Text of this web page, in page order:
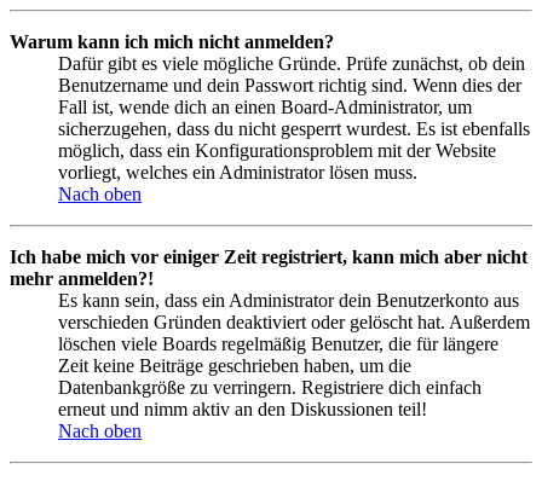
Warum kann ich mich nicht anmelden?
Dafür gibt es viele mögliche Gründe. Prüfe zunächst, ob dein
Benutzername und dein Passwort richtig sind. Wenn dies der
Fall ist, wende dich an einen Board-Administrator, um
sicherzugehen, dass du nicht gesperrt wurdest. Es ist ebenfalls
möglich, dass ein Konfigurationsproblem mit der Website
vorliegt, welches ein Administrator lösen muss.
Nach oben
Ich habe mich vor einiger Zeit registriert, kann mich aber nicht
mehr anmelden?!
Es kann sein, dass ein Administrator dein Benutzerkonto aus
verschieden Gründen deaktiviert oder gelöscht hat. Außerdem
löschen viele Boards regelmäßig Benutzer, die für längere
Zeit keine Beiträge geschrieben haben, um die
Datenbankgröße zu verringern. Registriere dich einfach
erneut und nimm aktiv an den Diskussionen teil!
Nach oben